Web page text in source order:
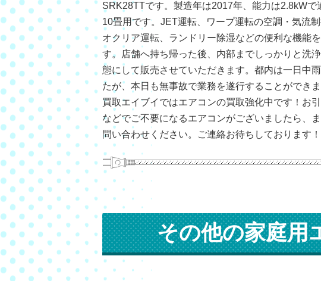
SRK28TTです。製造年は2017年、能力は2.8kWで
10畳用です。JET運転、ワープ運転の空調・気流
オクリア運転、ランドリー除湿などの便利な機能
す。店舗へ持ち帰った後、内部までしっかりと洗
態にして販売させていただきます。都内は一日中
たが、本日も無事故で業務を遂行することができ
買取エイブイではエアコンの買取強化中です！お
などでご不要になるエアコンがございましたら、
問い合わせください。ご連絡お待ちしております！
その他の家庭用